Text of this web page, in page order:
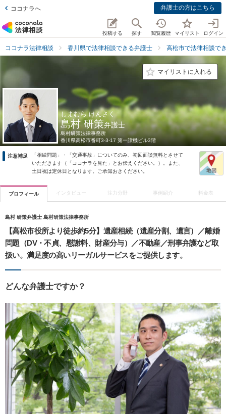
ココナラへ 弁護士の方はこちら
投稿する 探す 閲覧履歴 マイリスト ログイン
ココナラ法律相談 香川県で法律相談できる弁護士 高松市で法律相談で
マイリストに入れる
しまむら けんさく
島村 研策弁護士
島村研策法律事務所
香川県高松市番町3-3-17 第一讃機ビル3階
注意補足
「相続問題」・「交通事故」についてのみ、初回面談無料とさせて
いただきます（「ココナラを見た」とお伝えください。）。また、
土日祝は定休日となります。ご承知おきください。
プロフィール インタビュー 注力分野 事例紹介 料金表
島村 研策弁護士 島村研策法律事務所
【高松市役所より徒歩約5分】遺産相続（遺産分割、遺言）／離婚
問題（DV・不貞、慰謝料、財産分与）／不動産／刑事弁護など取
扱い。満足度の高いリーガルサービスをご提供します。
どんな弁護士ですか？